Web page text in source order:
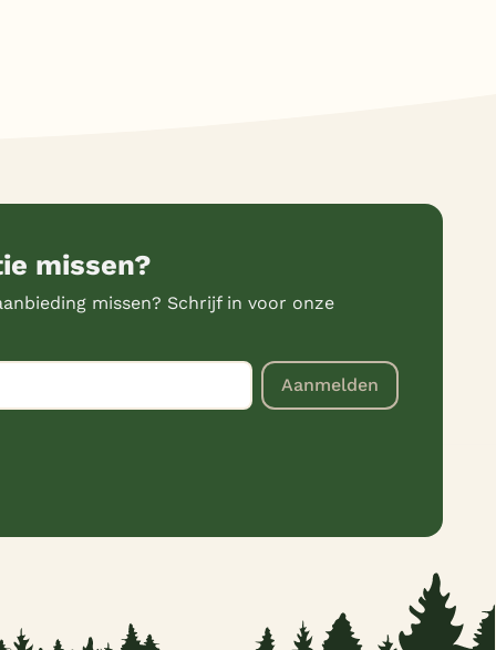
missen?
missen? Schrijf in voor onze
Aanmelden